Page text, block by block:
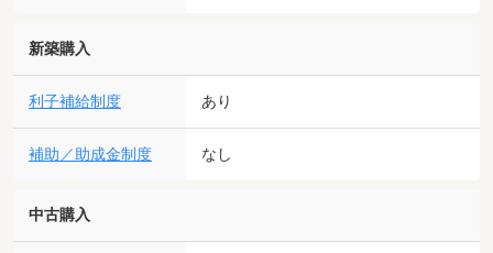
新築購入
利子補給制度 あり
補助／助成金制度 なし
中古購入